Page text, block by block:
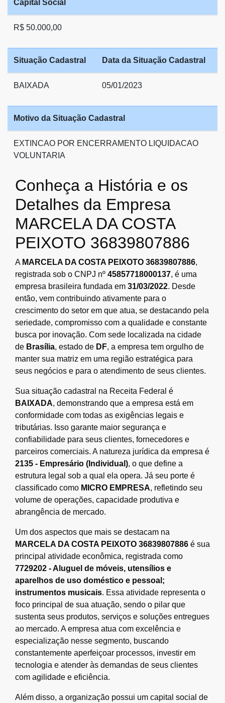
Capital Social
R$ 50.000,00
Situação Cadastral Data da Situação Cadastral
BAIXADA 05/01/2023
Motivo da Situação Cadastral
EXTINCAO POR ENCERRAMENTO LIQUIDACAO
VOLUNTARIA
Conheça a História e os
Detalhes da Empresa
MARCELA DA COSTA
PEIXOTO 36839807886
A MARCELA DA COSTA PEIXOTO 36839807886,
registrada sob o CNPJ nº 45857718000137, é uma
empresa brasileira fundada em 31/03/2022. Desde
então, vem contribuindo ativamente para o
crescimento do setor em que atua, se destacando pela
seriedade, compromisso com a qualidade e constante
busca por inovação. Com sede localizada na cidade
de Brasília, estado de DF, a empresa tem orgulho de
manter sua matriz em uma região estratégica para
seus negócios e para o atendimento de seus clientes.
Sua situação cadastral na Receita Federal é
BAIXADA, demonstrando que a empresa está em
conformidade com todas as exigências legais e
tributárias. Isso garante maior segurança e
confiabilidade para seus clientes, fornecedores e
parceiros comerciais. A natureza jurídica da empresa é
2135 - Empresário (Individual), o que define a
estrutura legal sob a qual ela opera. Já seu porte é
classificado como MICRO EMPRESA, refletindo seu
volume de operações, capacidade produtiva e
abrangência de mercado.
Um dos aspectos que mais se destacam na
MARCELA DA COSTA PEIXOTO 36839807886 é sua
principal atividade econômica, registrada como
7729202 - Aluguel de móveis, utensílios e
aparelhos de uso doméstico e pessoal;
instrumentos musicais. Essa atividade representa o
foco principal de sua atuação, sendo o pilar que
sustenta seus produtos, serviços e soluções entregues
ao mercado. A empresa atua com excelência e
especialização nesse segmento, buscando
constantemente aperfeiçoar processos, investir em
tecnologia e atender às demandas de seus clientes
com agilidade e eficiência.
Além disso, a organização possui um capital social de